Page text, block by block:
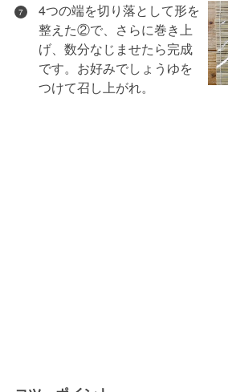
7
4つの端を切り落として形を
整えた②で、さらに巻き上
げ、数分なじませたら完成
です。お好みでしょうゆを
つけて召し上がれ。